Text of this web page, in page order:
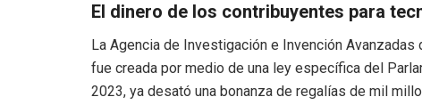
El dinero de los contribuyentes para
La Agencia de Investigación e Invención
fue creada por medio de una ley específica del
2023, ya desató una bonanza de regalías de mil